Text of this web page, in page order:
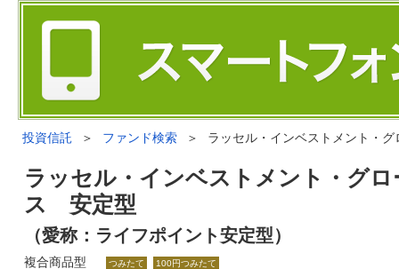
投資信託 ＞ ファンド検索 ＞ ラッセル・インベストメント・
ラッセル・インベストメント・グ
ス 安定型
（愛称：ライフポイント安定型）
複合商品型 つみたて 100円つみたて